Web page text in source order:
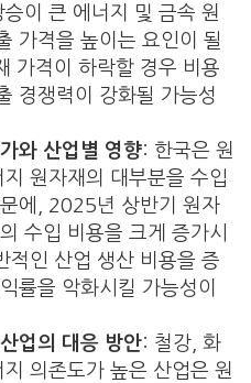
이 큰 에너지 및 금속 원
가격을 높이는 요인이 될
가격이 하락할 경우 비용
경쟁력이 강화될 가능성
와 산업별 영향: 한국은 원
원자재의 대부분을 수입
에, 2025년 상반기 원자
수입 비용을 크게 증가시
적인 산업 생산 비용을 증
률을 악화시킬 가능성이
업의 대응 방안: 철강, 화
의존도가 높은 산업은 원